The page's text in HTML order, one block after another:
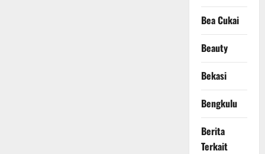
Bea Cukai
Beauty
Bekasi
Bengkulu
Berita
Terkait